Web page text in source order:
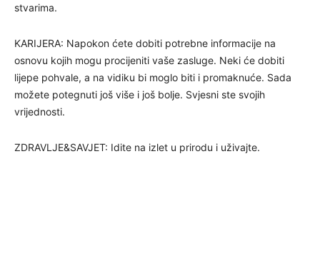
stvarima.
KARIJERA: Napokon ćete dobiti potrebne informacije na
osnovu kojih mogu procijeniti vaše zasluge. Neki će dobiti
lijepe pohvale, a na vidiku bi moglo biti i promaknuće. Sada
možete potegnuti još više i još bolje. Svjesni ste svojih
vrijednosti.
ZDRAVLJE&SAVJET: Idite na izlet u prirodu i uživajte.